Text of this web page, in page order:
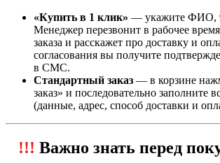
«Купить в 1 клик» — укажите ФИО,
Менеджер перезвонит в рабочее
заказа и расскажет про доставку и
согласования вы получите
в СМС.
Стандартный заказ — в корзине
заказ» и последовательно заполните
(данные, адрес, способ доставки и
!!! Важно знать перед